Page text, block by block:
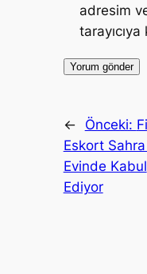
adresim
← Önceki:
Eskort
Evinde Kabul
Ediyor